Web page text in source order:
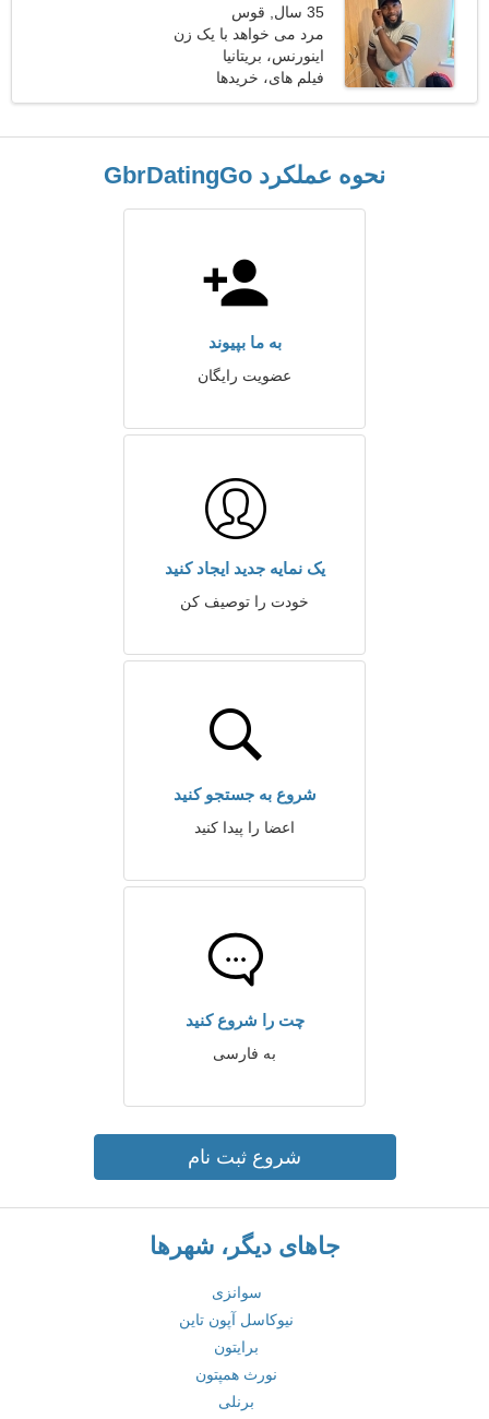
35 سال, قوس
مرد می خواهد با یک زن
ملاقات کند
اینورنس، بریتانیا
فیلم های، خریدها
نحوه عملکرد GbrDatingGo
به ما بپیوند
عضویت رایگان
یک نمایه جدید ایجاد کنید
خودت را توصیف کن
شروع به جستجو کنید
اعضا را پیدا کنید
چت را شروع کنید
به فارسی
شروع ثبت نام
جاهای دیگر، شهرها
سوانزی
نیوکاسل آپون تاین
برایتون
نورث همپتون
برنلی